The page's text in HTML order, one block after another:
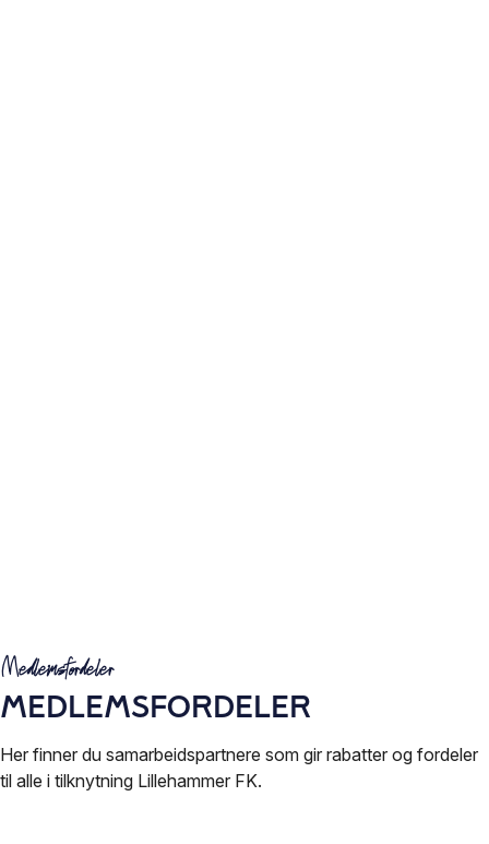
Medlemsfordeler
Medlems­fordeler
Her finner du samarbeidspartnere som gir rabatter og fordeler
til alle i tilknytning Lillehammer FK.